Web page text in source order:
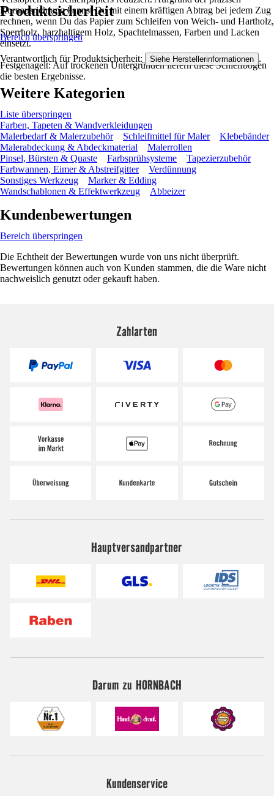
Kornausrichtung kannst Du mit einem kräftigen Abtrag bei jedem Zug
rechnen, wenn Du das Papier zum Schleifen von Weich- und Hartholz,
Sperrholz, harzhaltigem Holz, Spachtelmassen, Farben und Lacken
einsetzt.
Festgenagelt: Auf trockenen Untergründen liefern diese Schleifbögen
die besten Ergebnisse.
Produktsicherheit
Bereich überspringen
Verantwortlich für Produktsicherheit: Siehe Herstellerinformationen .
Weitere Kategorien
Liste überspringen
Farben, Tapeten & Wandverkleidungen
Malerbedarf & Malerzubehör
Schleifmittel für Maler
Klebebänder
Malerabdeckung & Abdeckmaterial
Malerrollen
Pinsel, Bürsten & Quaste
Farbsprühsysteme
Tapezierzubehör
Farbwannen, Eimer & Abstreifgitter
Verdünnung
Sonstiges Werkzeug
Marker & Edding
Wandschablonen & Effektwerkzeug
Abbeizer
Kundenbewertungen
Bereich überspringen
Die Echtheit der Bewertungen wurde von uns nicht überprüft.
Bewertungen können auch von Kunden stammen, die die Ware nicht
nachweislich genutzt oder gekauft haben.
Zahlarten
Hauptversandpartner
Darum zu HORNBACH
Kundenservice